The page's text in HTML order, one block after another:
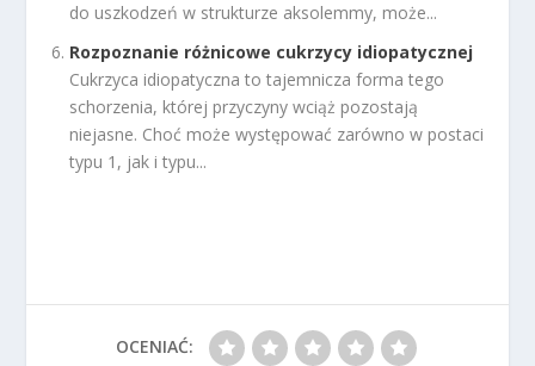
do uszkodzeń w strukturze aksolemmy, może...
Rozpoznanie różnicowe cukrzycy idiopatycznej
Cukrzyca idiopatyczna to tajemnicza forma tego
schorzenia, której przyczyny wciąż pozostają
niejasne. Choć może występować zarówno w postaci
typu 1, jak i typu...
OCENIAĆ: